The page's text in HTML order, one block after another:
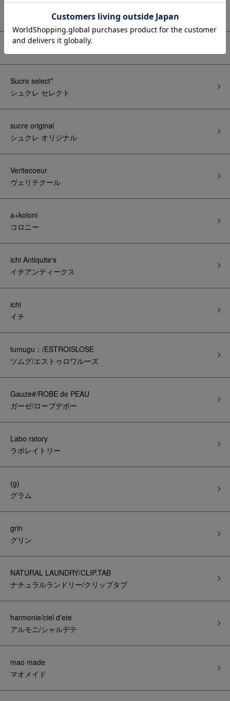
Sucre select*
シュクレ セレクト
sucre original
シュクレ オリジナル
Veritecoeur
ヴェリテクール
a+koloni
コロニー
ichi Antiquite's
イチアンティークス
ichi
イチ
tumugu：/ESTROISLOSE
ツムグ/エストゥロワルーズ
Gauze#/ROBE de PEAU
ガーゼ/ローブデポー
Labo ratory
ラボレイトリー
(g)
グラム
grin
グリン
NATURAL LAUNDRY/CLIP.TAB
ナチュラルランドリー/クリップタブ
harmonie/ciel d'ete
アルモニ/シャルデテ
mao made
マオメイド